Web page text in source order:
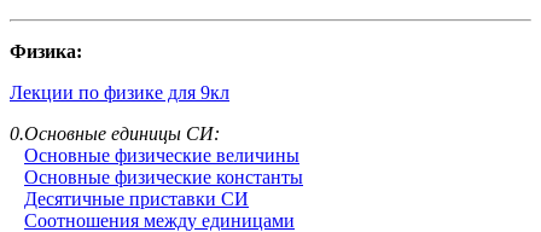
Физика:
Лекции по физике для 9кл
0.Основные единицы СИ:
Основные физические величины
Основные физические константы
Десятичные приставки СИ
Соотношения между единицами